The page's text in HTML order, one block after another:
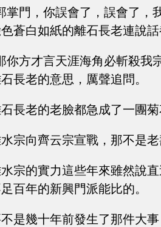
掌門，你誤會了，誤會了，
蒼白如紙的離石長老連說
你方才言天涯海角必斬殺我
長老的意思，厲聲追問。
長老的老臉都急成了一團
宗向齊云宗宣戰，那不是
宗的實力這些年來雖然說
百年的新興門派能比的。
是幾十年前發生了那件大